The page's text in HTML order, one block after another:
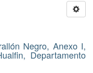
Negro, Anexo I,
Departamento